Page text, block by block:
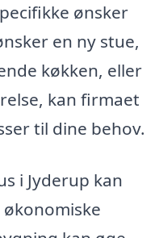
ønsker
en ny stue,
køkken, eller
kan firmaet
til dine behov.
i Jyderup kan